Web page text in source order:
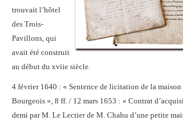
trouvait l’hôtel
des Trois-
Pavillons, qui
avait été construit
au début du xviie siècle.
4 février 1640 : « Sentence de licitation de la maison
Bourgeois », 8 ff. / 12 mars 1653 : « Contrat
demi par M. Le Lectier de M. Chahu d’une petite